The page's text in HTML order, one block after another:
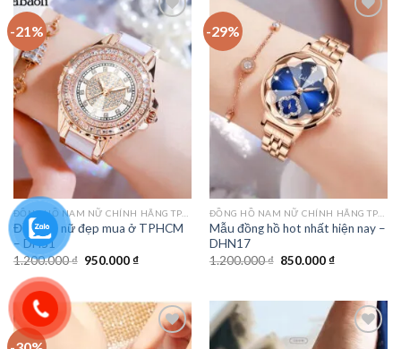
-21%
Add to
wishlist
ĐỒNG HỒ NAM NỮ CHÍNH HÃNG TPHCM
Đồng hồ nữ đẹp mua ở TPHCM
– DH51
1.200.000₫ Giá
950.000₫Giá
950.000 ₫.
-29%
Add to
ĐỒNG HỒ NAM NỮ CHÍNH HÃNG TPHCM
Mẫu đồng hồ hot nhất hiện nay –
DHN17
1.200.000₫ Giá
850.000₫Giá
850.000 ₫.